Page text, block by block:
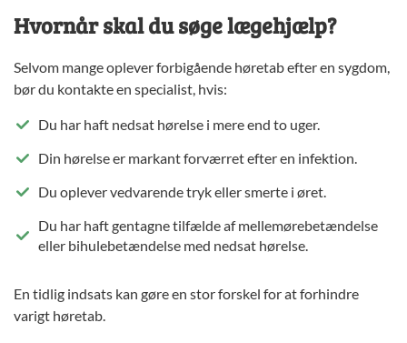
Hvornår skal du søge lægehjælp?
Selvom mange oplever forbigående høretab efter en sygdom,
bør du kontakte en specialist, hvis:
Du har haft nedsat hørelse i mere end to uger.
Din hørelse er markant forværret efter en infektion.
Du oplever vedvarende tryk eller smerte i øret.
Du har haft gentagne tilfælde af mellemørebetændelse
eller bihulebetændelse med nedsat hørelse.
En tidlig indsats kan gøre en stor forskel for at forhindre
varigt høretab.